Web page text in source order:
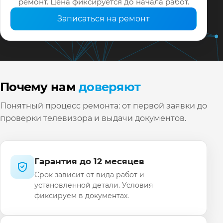
Записаться на ремонт
Почему намдоверяют
Понятный процесс ремонта: от первой заявки до
проверки телевизора и выдачи документов.
Гарантия до 12 месяцев
Срок зависит от вида работ и
установленной детали. Условия
фиксируем в документах.